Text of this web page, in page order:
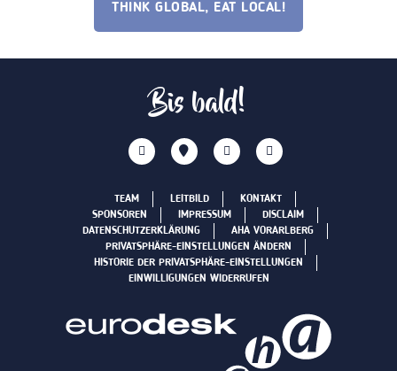
THINK GLOBAL, EAT LOCAL!
Bis bald!
TEAM LEITBILD
KONTAKT
SPONSOREN
IMPRESSUM
DISCLAIM
DATENSCHUTZERKLÄRUNG
AHA VORARLBERG
PRIVATSPHÄRE-EINSTELLUNGEN ÄNDERN
HISTORIE DER PRIVATSPHÄRE-EINSTELLUNGEN
EINWILLIGUNGEN WIDERRUFEN